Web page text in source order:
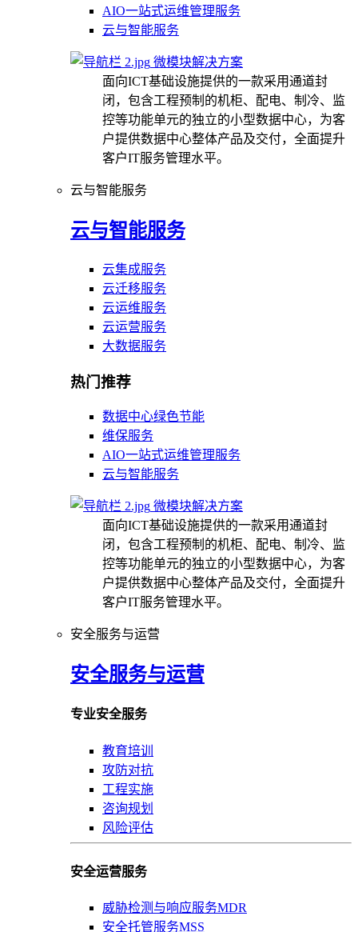
AIO一站式运维管理服务
云与智能服务
微模块解决方案
面向ICT基础设施提供的一款采用通道封
闭，包含工程预制的机柜、配电、制冷、监
控等功能单元的独立的小型数据中心，为客
户提供数据中心整体产品及交付，全面提升
客户IT服务管理水平。
云与智能服务
云与智能服务
云集成服务
云迁移服务
云运维服务
云运营服务
大数据服务
热门推荐
数据中心绿色节能
维保服务
AIO一站式运维管理服务
云与智能服务
微模块解决方案
面向ICT基础设施提供的一款采用通道封
闭，包含工程预制的机柜、配电、制冷、监
控等功能单元的独立的小型数据中心，为客
户提供数据中心整体产品及交付，全面提升
客户IT服务管理水平。
安全服务与运营
安全服务与运营
专业安全服务
教育培训
攻防对抗
工程实施
咨询规划
风险评估
安全运营服务
威胁检测与响应服务MDR
安全托管服务MSS